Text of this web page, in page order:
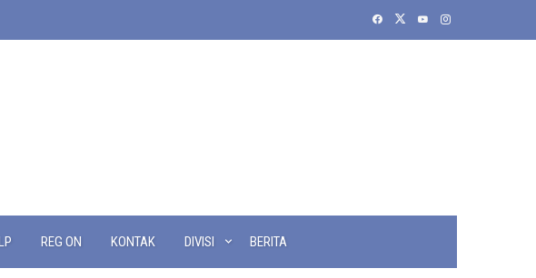
REG ON KONTAK DIVISI BERITA